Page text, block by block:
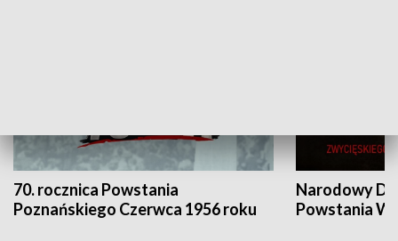
70. rocznica Powstania
Poznańskiego Czerwca 1956 roku
Narodowy
Powstania